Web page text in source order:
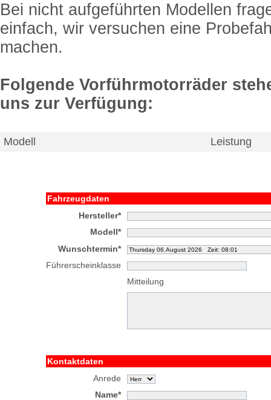
Bei nicht aufgeführten Modellen
einfach, wir versuchen eine
machen.
Folgende Vorführmotorräder
uns zur Verfügung:
Modell Leistung
Fahrzeugdaten
Hersteller*
Modell*
Wunschtermin*
Führerscheinklasse
Mitteilung
Kontaktdaten
Anrede
Name*